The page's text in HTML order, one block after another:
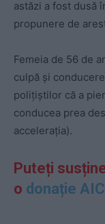
astăzi a fost dusă
propunere de
Femeia de 56 de
culpă și
polițiștilor că a
conducea prea
accelerația).
Puteți
o donație